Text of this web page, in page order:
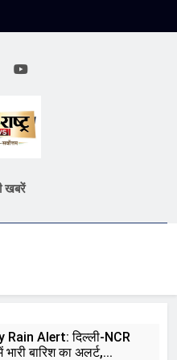
Rashtra
खबरें
Rain Alert: दिल्ली-NCR
बारिश का अलर्ट,